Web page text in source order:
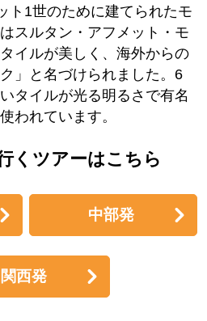
ト1世のために建てられたモ
スルタン・アフメット・モ
イルが美しく、海外からの
」と名づけられました。6
タイルが光る明るさで有名
われています。
くツアーはこちら
中部発
関西発